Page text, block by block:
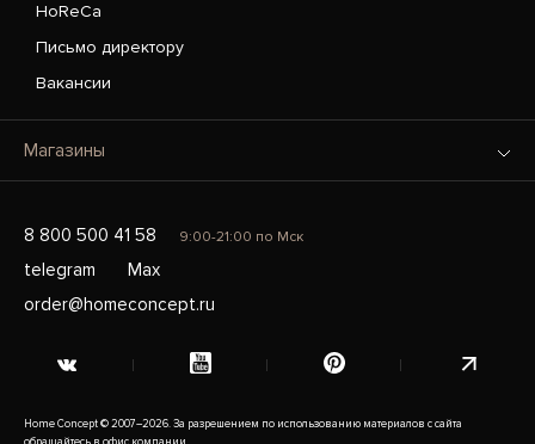
HoReCa
Письмо директору
Вакансии
Магазины
8 800 500 41 58 9:00-21:00 по Мск
telegram
Max
order@homeconcept.ru
Home Concept © 2007–2026. За разрешением по использованию материалов с сайта